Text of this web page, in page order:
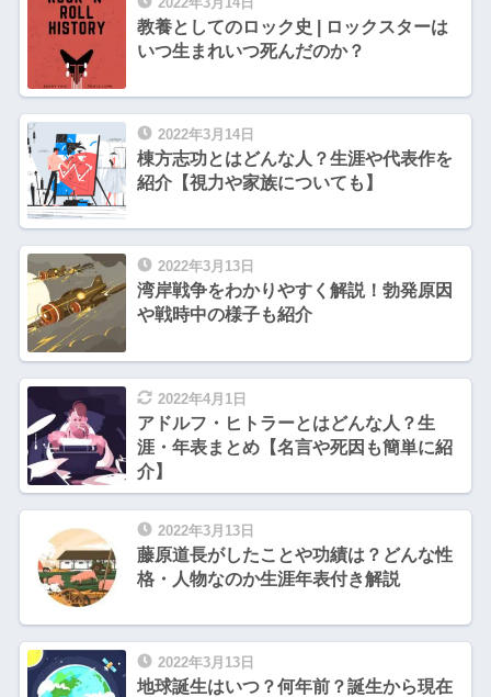
教養としてのロック史 | ロックスターは
いつ生まれいつ死んだのか？
2022年3月14日
棟方志功とはどんな人？生涯や代表作を
紹介【視力や家族についても】
2022年3月13日
湾岸戦争をわかりやすく解説！勃発原因
や戦時中の様子も紹介
2022年4月1日
アドルフ・ヒトラーとはどんな人？生
涯・年表まとめ【名言や死因も簡単に紹
介】
2022年3月13日
藤原道長がしたことや功績は？どんな性
格・人物なのか生涯年表付き解説
2022年3月13日
地球誕生はいつ？何年前？誕生から現在